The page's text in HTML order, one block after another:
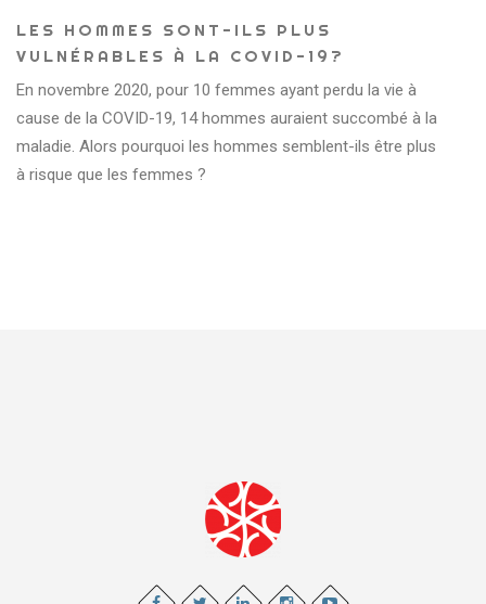
LES HOMMES SONT-ILS PLUS
VULNÉRABLES À LA COVID-19?
En novembre 2020, pour 10 femmes ayant perdu la vie à
cause de la COVID-19, 14 hommes auraient succombé à la
maladie. Alors pourquoi les hommes semblent-ils être plus
à risque que les femmes ?